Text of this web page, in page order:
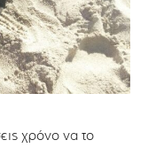
χρόνο να το